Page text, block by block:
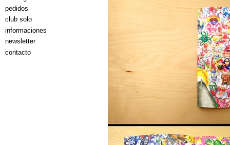
pedidos
club solo
informaciones
newsletter
contacto